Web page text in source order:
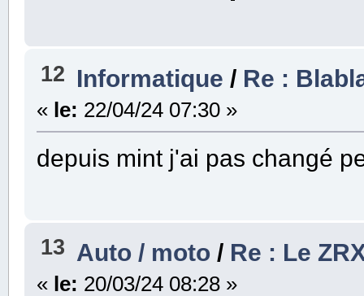
12 Informatique / Re :
« le: 22/04/24 07:30 »
depuis mint j'ai pas changé
13 Auto / moto / Re : Le
« le: 20/03/24 08:28 »